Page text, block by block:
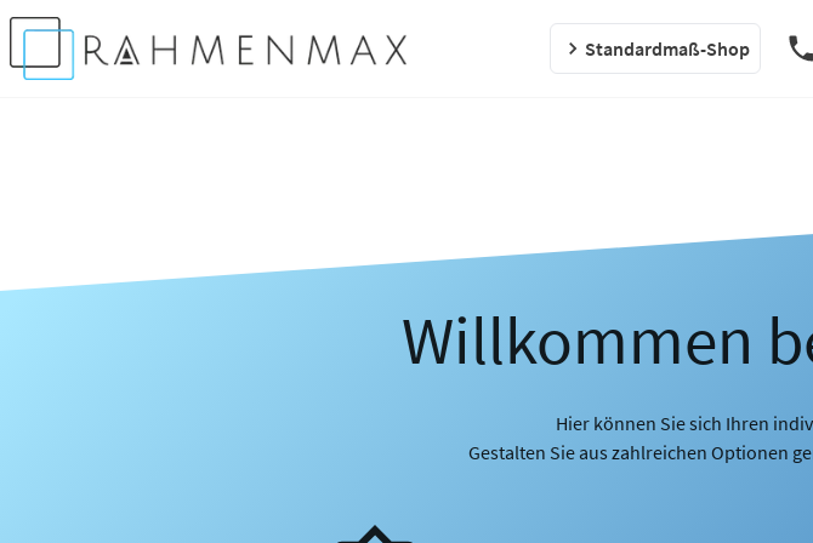
Standardmaß-Shop
Willkommen
Hier können Sie sich Ihren
Gestalten Sie aus zahlreichen Optionen